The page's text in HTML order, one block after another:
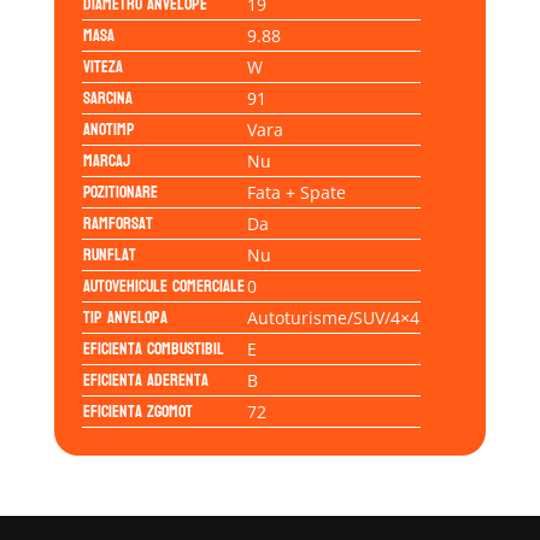
Masa 9.88
Viteza W
Sarcina 91
Anotimp Vara
Marcaj Nu
Pozitionare Fata + Spate
Ramforsat Da
Runflat Nu
Autovehicule comerciale0
Tip anvelopa Autoturisme/SUV/4×4
Eficienta Combustibil E
Eficienta Aderenta B
Eficienta Zgomot 72